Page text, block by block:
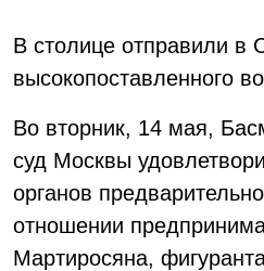
В столице отправили в
высокопоставленного
Во вторник, 14 мая,
суд Москвы
органов
отношении
Мартиросяна,